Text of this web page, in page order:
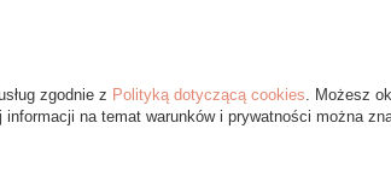
pytanie.
zgodnie z Polityką dotyczącą cookies . Możesz
na temat warunków i prywatności można